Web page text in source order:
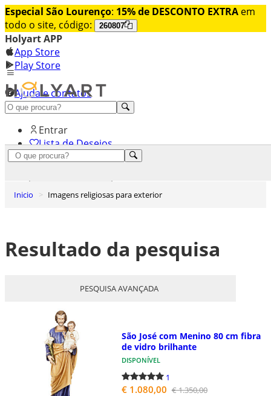
Especial São Lourenço: 15% de DESCONTO EXTRA em
todo o site, código:
260807
Holyart APP
App Store
Play Store
Ajuda e contatos
Conheça premium
Entrar
Lista de Desejos
Inicio Imagens religiosas para exterior
Resultado da pesquisa
PESQUISA AVANÇADA
São José com Menino 80 cm fibra
de vidro brilhante
DISPONÍVEL
1
€ 1.080,00 € 1.350,00